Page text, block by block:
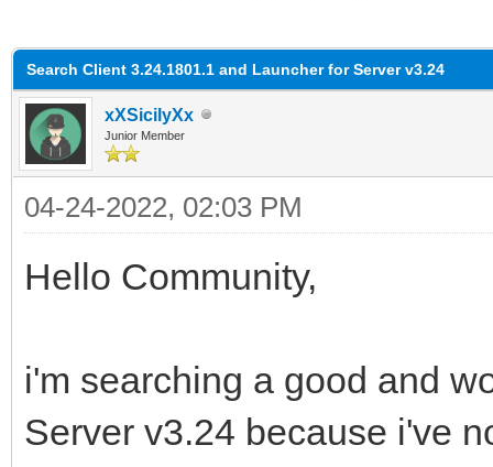
Search Client 3.24.1801.1 and Launcher for Server v3.24
xXSicilyXx
Junior Member
04-24-2022, 02:03 PM
Hello Community,
i'm searching a good and
Server v3.24 because i've